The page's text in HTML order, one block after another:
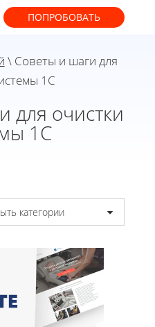
ПОПРОБОВАТЬ
\ Советы и шаги для
1С
для очистки
1С
категории